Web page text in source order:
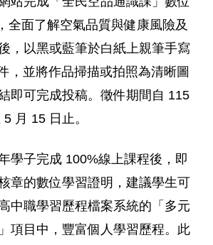
全面了解空氣品質與健康風險及
，以黑或藍筆於白紙上親筆手寫
，並將作品掃描或拍照為清晰圖
即可完成投稿。徵件期間自 115
月 15 日止。
學子完成 100%線上課程後，即
章的數位學習證明，建議學生可
中職學習歷程檔案系統的「多元
項目中，豐富個人學習歷程。此